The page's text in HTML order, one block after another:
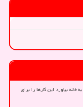
بیاورد این کارها را برای